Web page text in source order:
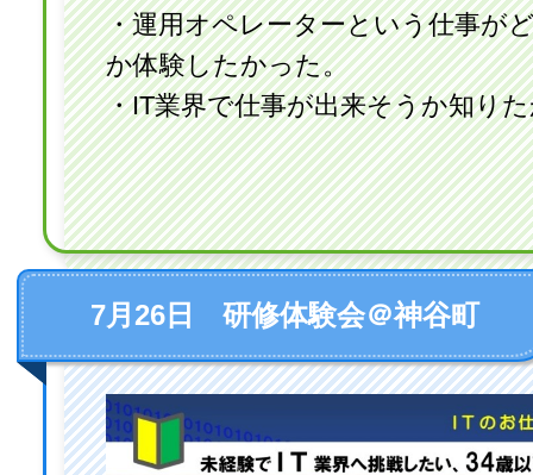
・運用オペレーターという仕事が
か体験したかった。
・IT業界で仕事が出来そうか知り
7月26日 研修体験会＠神谷町